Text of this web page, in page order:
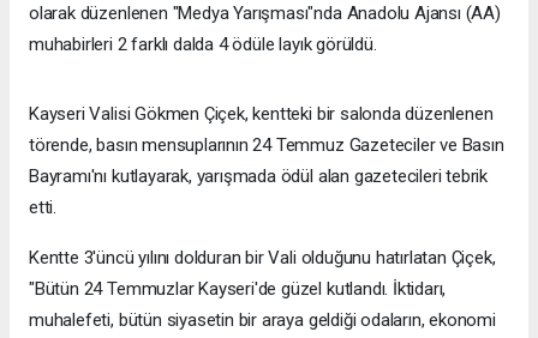
olarak düzenlenen "Medya Yarışması"nda Anadolu Ajansı (AA)
muhabirleri 2 farklı dalda 4 ödüle layık görüldü.
Kayseri Valisi Gökmen Çiçek, kentteki bir salonda düzenlenen
törende, basın mensuplarının 24 Temmuz Gazeteciler ve Basın
Bayramı'nı kutlayarak, yarışmada ödül alan gazetecileri tebrik
etti.
Kentte 3'üncü yılını dolduran bir Vali olduğunu hatırlatan Çiçek,
"Bütün 24 Temmuzlar Kayseri'de güzel kutlandı. İktidarı,
muhalefeti, bütün siyasetin bir araya geldiği odaların, ekonomi